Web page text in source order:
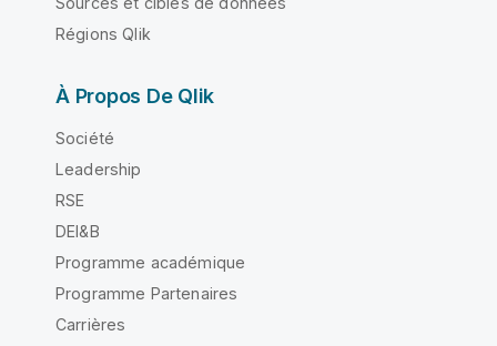
Régions Qlik
À Propos De Qlik
Société
Leadership
RSE
DEI&B
Programme académique
Programme Partenaires
Carrières